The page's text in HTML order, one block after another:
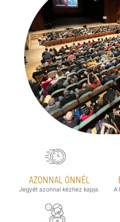
AZONNAL ÖNNÉL
Jegyét azonnal kézhez kapja. A